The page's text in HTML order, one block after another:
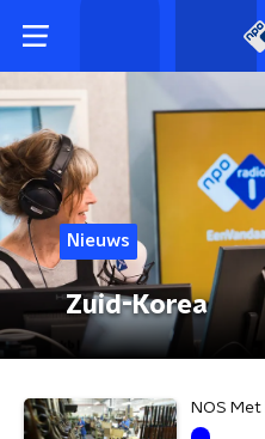
Nieuws
Zuid-Korea
NOS